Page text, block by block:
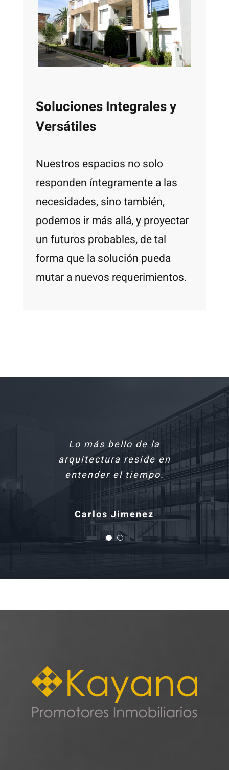
Soluciones Integrales y
Versátiles
Nuestros espacios no solo
responden íntegramente a las
necesidades, sino también,
podemos ir más allá, y proyectar
un futuros probables, de tal
forma que la solución pueda
mutar a nuevos requerimientos.
Lo más bello de la
arquitectura reside en
entender el tiempo.
Carlos Jimenez
La Arquitectura es música
congelada…
Arthur Schopenhauer